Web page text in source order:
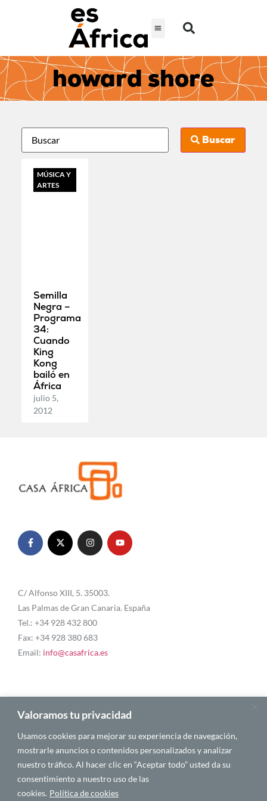
Valoramos tu privacidad
Usamos cookies para mejorar su experiencia de navegación,
mostrarle anuncios o contenidos personalizados y analizar
nuestro tráfico. Al hacer clic en “Aceptar todo” usted da su
consentimiento a nuestro uso de las
cookies. Política de cookies
howard shore
Buscar
MÚSICA Y
ARTES
Semilla
Negra –
Programa
34:
Cuando
King
Kong
bailó en
África
julio 5,
2012
C/ Alfonso XIII, 5. 35003.
Las Palmas de Gran Canaria. España
Tel.: +34 928 432 800
Fax: +34 928 380 683
Email: info@casafrica.es
Blog
Quiénes somos
Autores
Español